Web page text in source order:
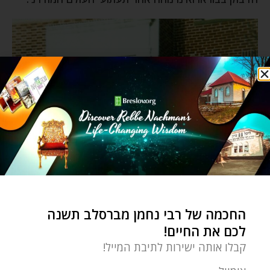
החכמה של רבי נחמן מברסלב תשנה
לכם את החיים!
קבלו אותה ישירות לתיבת המייל!